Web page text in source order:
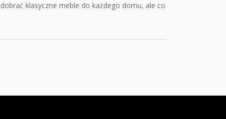
klasyczne meble do każdego domu, ale co